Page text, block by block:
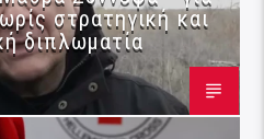
στρατηγική και
διπλωματία